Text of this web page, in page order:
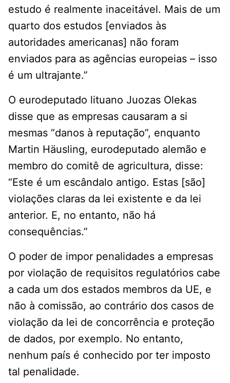
estudo é realmente inaceitável. Mais de um
quarto dos estudos [enviados às
autoridades americanas] não foram
enviados para as agências europeias – isso
é um ultrajante.”
O eurodeputado lituano Juozas Olekas
disse que as empresas causaram a si
mesmas “danos à reputação”, enquanto
Martin Häusling, eurodeputado alemão e
membro do comitê de agricultura, disse:
“Este é um escândalo antigo. Estas [são]
violações claras da lei existente e da lei
anterior. E, no entanto, não há
consequências.”
O poder de impor penalidades a empresas
por violação de requisitos regulatórios cabe
a cada um dos estados membros da UE, e
não à comissão, ao contrário dos casos de
violação da lei de concorrência e proteção
de dados, por exemplo. No entanto,
nenhum país é conhecido por ter imposto
tal penalidade.